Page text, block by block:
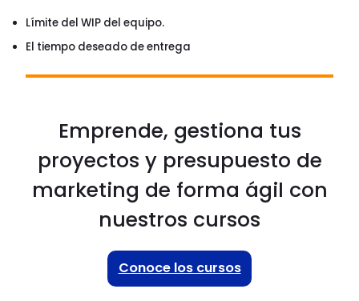
Límite del WIP del equipo.
El tiempo deseado de entrega
Emprende, gestiona tus
proyectos y presupuesto de
marketing de forma ágil con
nuestros cursos
Conoce los cursos